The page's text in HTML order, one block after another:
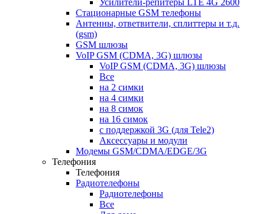
Усилители-репитеры LTE 4G 2600
Стационарные GSM телефоны
Антенны, ответвители, сплиттеры и т.д.
(gsm)
GSM шлюзы
VoIP GSM (CDMA, 3G) шлюзы
VoIP GSM (CDMA, 3G) шлюзы
Все
на 2 симки
на 4 симки
на 8 симок
на 16 симок
с поддержкой 3G (для Tele2)
Аксессуары и модули
Модемы GSM/CDMA/EDGE/3G
Телефония
Телефония
Радиотелефоны
Радиотелефоны
Все